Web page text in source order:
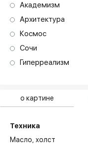
о картине
Техника
Масло,холст
Академизм
Архитектура
Космос
Сочи
Гиперреализм